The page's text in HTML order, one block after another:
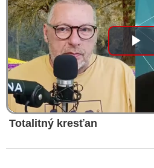
Totalitný kresťan